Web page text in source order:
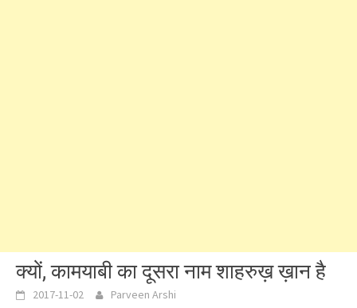
क्यों, कामयाबी का दूसरा नाम शाहरुख़ ख़ान है
2017-11-02 Parveen Arshi